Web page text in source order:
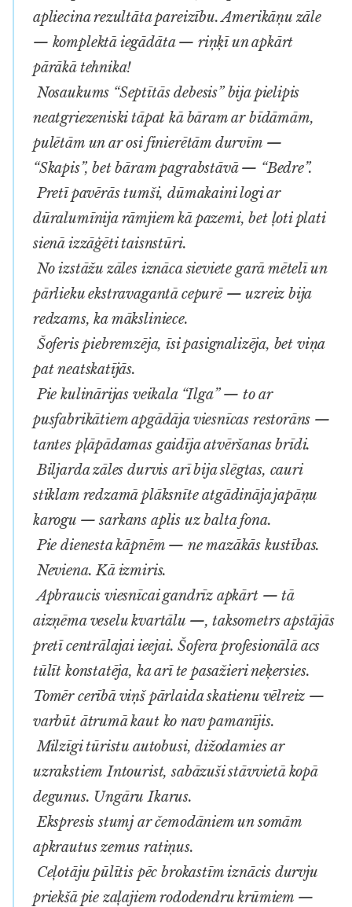
apliecina rezultāta pareizību. Amerikāņu zāle
— komplektā iegādāta — riņķī un apkārt
pārākā tehnika!
Nosaukums “Septītās debesis” bija pielipis
neatgriezeniski tāpat kā bāram ar bīdāmām,
pulētām un ar osi finierētām durvīm —
“Skapis”, bet bāram pagrabstāvā — “Bedre”.
Pretī pavērās tumši, dūmakaini logi ar
dūralumīnija rāmjiem kā pazemi, bet ļoti plati
sienā izzāģēti taisnstūri.
No izstāžu zāles iznāca sieviete garā mētelī un
pārlieku ekstravagantā cepurē — uzreiz bija
redzams, ka māksliniece.
Šoferis piebremzēja, īsi pasignalizēja, bet viņa
pat neatskatījās.
Pie kulinārijas veikala “Ilga” — to ar
pusfabrikātiem apgādāja viesnīcas restorāns —
tantes pļāpādamas gaidīja atvēršanas brīdi.
Biljarda zāles durvis arī bija slēgtas, cauri
stiklam redzamā plāksnīte atgādināja japāņu
karogu — sarkans aplis uz balta fona.
Pie dienesta kāpnēm — ne mazākās kustības.
Neviena. Kā izmiris.
Apbraucis viesnīcai gandrīz apkārt — tā
aizņēma veselu kvartālu —, taksometrs apstājās
pretī centrālajai ieejai. Šofera profesionālā acs
tūlīt konstatēja, ka arī te pasažieri neķersies.
Tomēr cerībā viņš pārlaida skatienu vēlreiz —
varbūt ātrumā kaut ko nav pamanījis.
Milzīgi tūristu autobusi, dižodamies ar
uzrakstiemIntourist,sabāzuši stāvvietā kopā
degunus. UngāruIkarus.
Ekspresis stumj ar čemodāniem un somām
apkrautus zemus ratiņus.
Ceļotāju pūlītis pēc brokastīm iznācis durvju
priekšā pie zaļajiem rododendru krūmiem —